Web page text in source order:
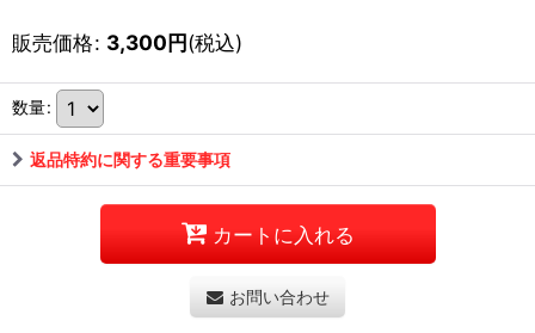
販売価格: 3,300円(税込)
数量:
返品特約に関する重要事項
カートに入れる
お問い合わせ